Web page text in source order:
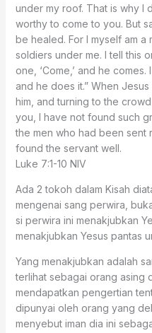
under my roof. That is why I
worthy to come to you. But
be healed. For I myself am a
soldiers under me. I tell this
one, ‘Come,’ and he comes.
and he does it.” When
him, and turning to the
you, I have not found such
the men who had been sent
found the servant well.
Luke 7:1‭-‬10 NIV
Ada 2 tokoh dalam Kisah
mengenai sang perwira,
si perwira ini menakjubkan
menakjubkan Yesus pantas
Yang menakjubkan adalah
terlihat sebagai orang asing
mendapatkan pengertian
dipunyai oleh orang yang
menyebut iman dia ini